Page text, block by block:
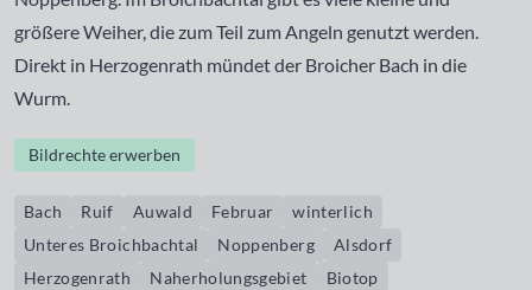
größere Weiher, die zum Teil zum Angeln genutzt werden.
Direkt in Herzogenrath mündet der Broicher Bach in die
Wurm.
Bildrechte erwerben
Bach Ruif Auwald Februar
winterlich
Unteres Broichbachtal
Noppenberg
Alsdorf
Herzogenrath
Naherholungsgebiet
Biotop